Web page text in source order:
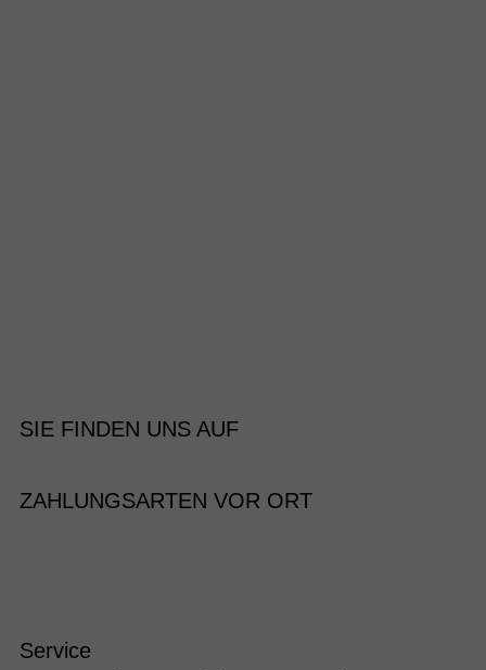
SIE FINDEN UNS AUF
ZAHLUNGSARTEN VOR ORT
Service